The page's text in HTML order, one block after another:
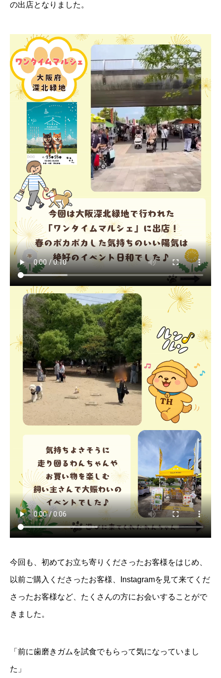
の出店となりました。
今回も、初めてお立ち寄りくださったお客様をはじめ、
以前ご購入くださったお客様、Instagramを見て来てくだ
さったお客様など、たくさんの方にお会いすることがで
きました。
「前に歯磨きガムを試食でもらって気になっていまし
た」